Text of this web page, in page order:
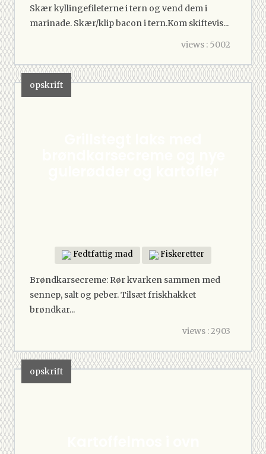
Skær kyllingefileterne i tern og vend dem i
marinade. Skær/klip bacon i tern.Kom skiftevis...
views : 5002
opskrift
Fedtfattig mad Fiskeretter
Brøndkarsecreme: Rør kvarken sammen med
sennep, salt og peber. Tilsæt friskhakket
brøndkar...
views : 2903
opskrift